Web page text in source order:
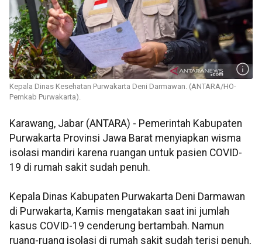
Kepala Dinas Kesehatan Purwakarta Deni Darmawan. (ANTARA/HO-
Pemkab Purwakarta).
Karawang, Jabar (ANTARA) - Pemerintah Kabupaten
Purwakarta Provinsi Jawa Barat menyiapkan wisma
isolasi mandiri karena ruangan untuk pasien COVID-
19 di rumah sakit sudah penuh.
Kepala Dinas Kabupaten Purwakarta Deni Darmawan
di Purwakarta, Kamis mengatakan saat ini jumlah
kasus COVID-19 cenderung bertambah. Namun
ruang-ruang isolasi di rumah sakit sudah terisi penuh,